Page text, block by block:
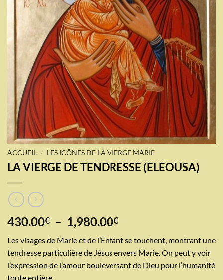
ACCUEIL / LES ICÔNES DE LA VIERGE MARIE
LA VIERGE DE TENDRESSE (ELEOUSA)
430.00€ – 1,980.00€Plage
prix :
430.00€
à
Les visages de Marie et de l’Enfant se touchent, montrant une
tendresse particulière de Jésus envers Marie. On peut y voir
l’expression de l’amour bouleversant de Dieu pour l’humanité
toute entière.